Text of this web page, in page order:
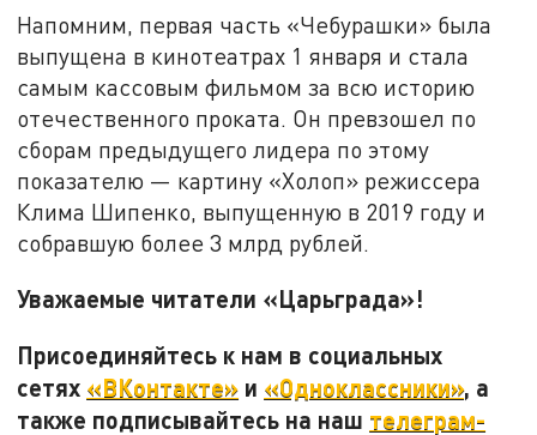
Напомним, первая часть «Чебурашки» была
выпущена в кинотеатрах 1 января и стала
самым кассовым фильмом за всю историю
отечественного проката. Он превзошел по
сборам предыдущего лидера по этому
показателю — картину «Холоп» режиссера
Клима Шипенко, выпущенную в 2019 году и
собравшую более 3 млрд рублей.
Уважаемые читатели «Царьграда»!
Присоединяйтесь к нам в социальных
сетях «ВКонтакте» и «Одноклассники», а
также подписывайтесь на наш телеграм-